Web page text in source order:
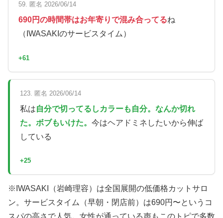
59. 匿名 2026/06/14
690円の時間帯はお年寄りで混み合ってるね
（IWASAKIのサービスタイム）
+61
123. 匿名 2026/06/14
私は自分で切ってるしカラーも自分。なんか切れ
た。ボブもいけた。 今はヘアドミネしたいから伸ば
している
+25
※IWASAKI（岩崎理容）は全国展開の低価格カットサロ
ン。サービスタイム（早朝・閉店前）は690円〜というコ